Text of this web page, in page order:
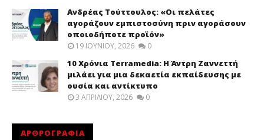
Ανδρέας Τούττουλος: «Οι πελάτες
αγοράζουν εμπιστοσύνη πριν αγοράσουν
οποιοδήποτε προϊόν»
19 ΙΟΥΝΊΟΥ, 2026 0
10 Χρόνια Terramedia: Η Άντρη Ζαννεττή
μιλάει για μια δεκαετία εκπαίδευσης με
ουσία και αντίκτυπο
3 ΑΠΡΙΛΊΟΥ, 2026 0
ΑΡΘΡΟΓΡΑΦΙΑ